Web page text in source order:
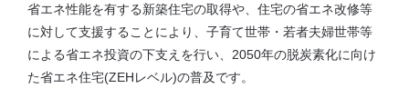
省エネ性能を有する新築住宅の取得や、住宅の省エネ改修等
に対して支援することにより、子育て世帯・若者夫婦世帯等
による省エネ投資の下支えを行い、2050年の脱炭素化に向け
た省エネ住宅(ZEHレベル)の普及です。